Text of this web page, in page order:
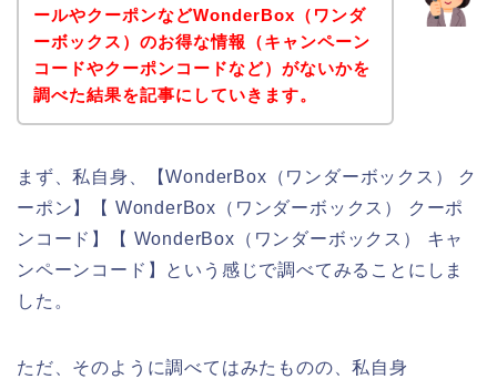
ールやクーポンなどWonderBox（ワンダ
ーボックス）のお得な情報（キャンペーン
コードやクーポンコードなど）がないかを
調べた結果を記事にしていきます。
まず、私自身、【WonderBox（ワンダーボックス） ク
ーポン】【 WonderBox（ワンダーボックス） クーポ
ンコード】【 WonderBox（ワンダーボックス） キャ
ンペーンコード】という感じで調べてみることにしま
した。
ただ、そのように調べてはみたものの、私自身